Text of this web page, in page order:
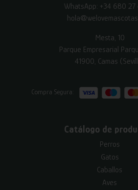
WhatsApp: +34 680 27
Mesta, 10
Parque Empresarial
41900, Camas
Compra Segura:
Catálogo de
Perros
Gatos
Caballos
Aves